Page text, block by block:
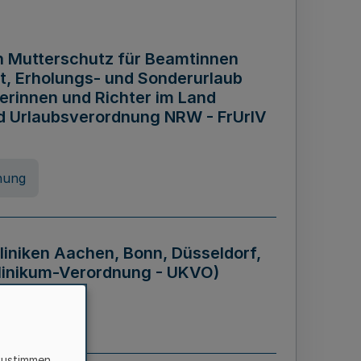
Mutterschutz für Beamtinnen
Erholungs- und Sonderurlaub
und Richter im Land
NRW - FrUrlV
Aachen, Bonn, Düsseldorf,
Verordnung - UKVO)